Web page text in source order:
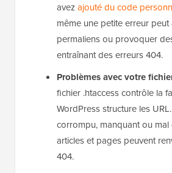
avezajouté du code
même une petite erreur peut
permaliens ou provoquer
entraînant des erreurs 404.
Problèmes avec votre
fichier .htaccess contrôle la
WordPress structure les
corrompu, manquant ou
articles et pages peuvent
404.